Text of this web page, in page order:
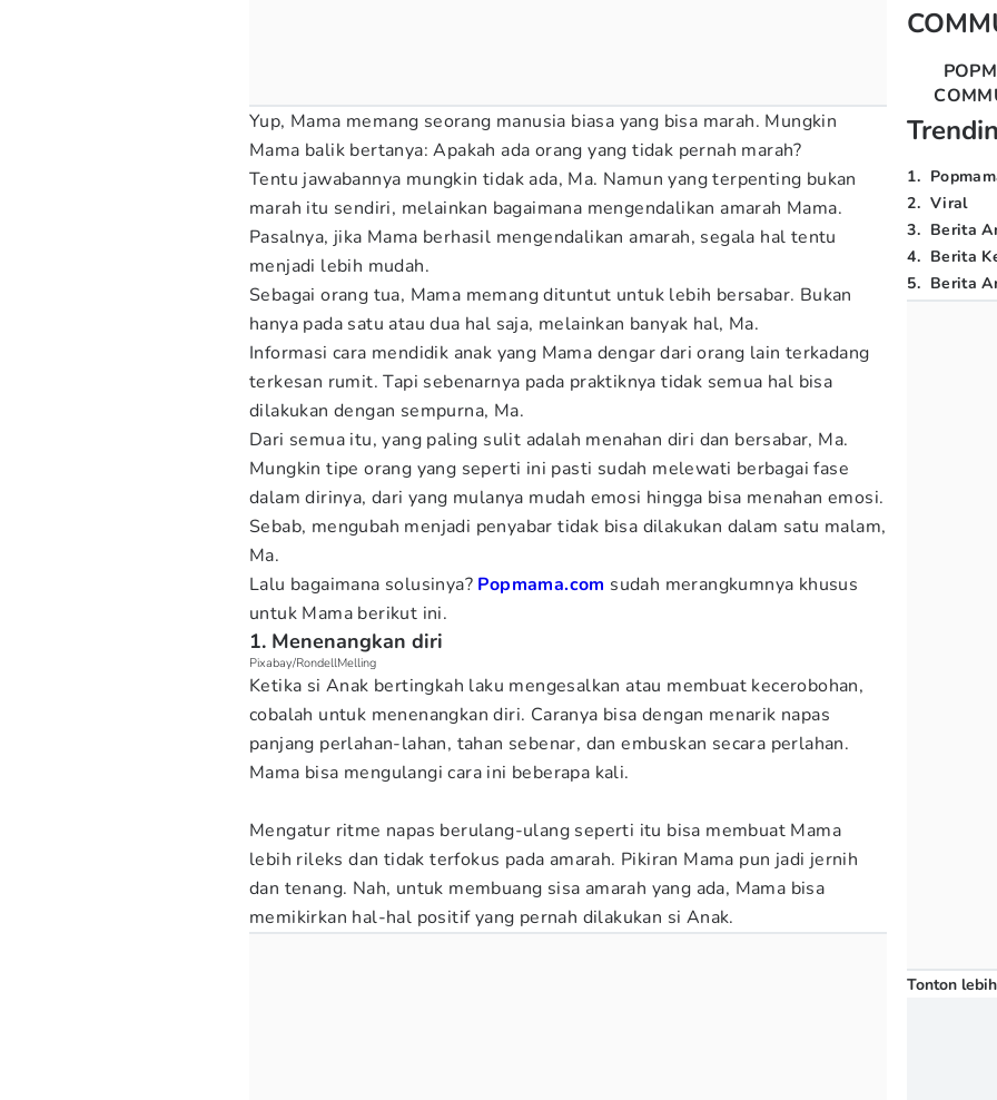
Yup, Mama memang seorang manusia biasa yang bisa marah. Mungkin
Mama balik bertanya: Apakah ada orang yang tidak pernah marah?
Tentu jawabannya mungkin tidak ada, Ma. Namun yang terpenting bukan
marah itu sendiri, melainkan bagaimana mengendalikan amarah Mama.
Pasalnya, jika Mama berhasil mengendalikan amarah, segala hal tentu
menjadi lebih mudah.
Sebagai orang tua, Mama memang dituntut untuk lebih bersabar. Bukan
hanya pada satu atau dua hal saja, melainkan banyak hal, Ma.
Informasi cara mendidik anak yang Mama dengar dari orang lain terkadang
terkesan rumit. Tapi sebenarnya pada praktiknya tidak semua hal bisa
dilakukan dengan sempurna, Ma.
Dari semua itu, yang paling sulit adalah menahan diri dan bersabar, Ma.
Mungkin tipe orang yang seperti ini pasti sudah melewati berbagai fase
dalam dirinya, dari yang mulanya mudah emosi hingga bisa menahan emosi.
Sebab, mengubah menjadi penyabar tidak bisa dilakukan dalam satu malam,
Ma.
Lalu bagaimana solusinya? Popmama.com sudah merangkumnya khusus
untuk Mama berikut ini.
1. Menenangkan diri
Pixabay/RondellMelling
Ketika si Anak bertingkah laku mengesalkan atau membuat kecerobohan,
cobalah untuk menenangkan diri. Caranya bisa dengan menarik napas
panjang perlahan-lahan, tahan sebenar, dan embuskan secara perlahan.
Mama bisa mengulangi cara ini beberapa kali.
Mengatur ritme napas berulang-ulang seperti itu bisa membuat Mama
lebih rileks dan tidak terfokus pada amarah. Pikiran Mama pun jadi jernih
dan tenang. Nah, untuk membuang sisa amarah yang ada, Mama bisa
memikirkan hal-hal positif yang pernah dilakukan si Anak.
1.
2. Viral
3. Berita
4. Berita
5. Berita
Tonton